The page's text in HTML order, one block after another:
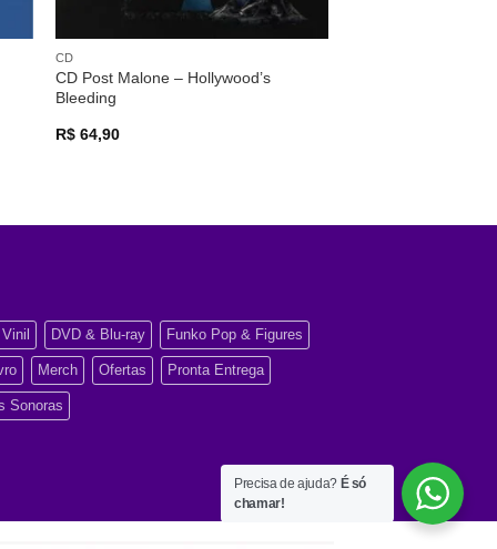
CD
CD Post Malone – Hollywood’s
Bleeding
R$64,90
DVD & Blu-ray Funko Pop & Figures
Merch Ofertas Pronta Entrega
Sonoras
Precisa de ajuda? É só
chamar!